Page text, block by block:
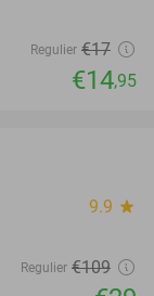
Regulier €17
€14,95
9.9 star
Regulier €109